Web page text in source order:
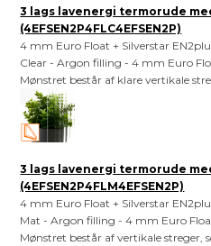
3 lags lavenergi termorude
(4EFSEN2P4FLC4EFSEN2P)
4 mm Euro Float + Silverstar
Clear - Argon filling - 4 mm Euro
Mønstret består af klare vertikale
3 lags lavenergi termorude
(4EFSEN2P4FLM4EFSEN2P)
4 mm Euro Float + Silverstar
Mat - Argon filling - 4 mm Euro
Mønstret består af vertikale streger,